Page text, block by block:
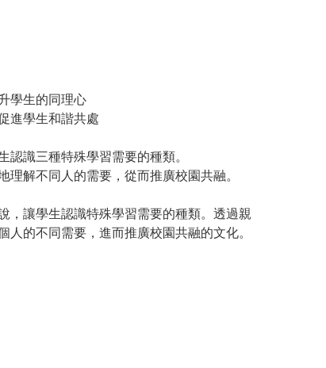
學生的同理心
進學生和諧共處
識三種特殊學習需要的種類。
解不同人的需要，從而推廣校園共融。
，讓學生認識特殊學習需要的種類。透過親
的不同需要，進而推廣校園共融的文化。